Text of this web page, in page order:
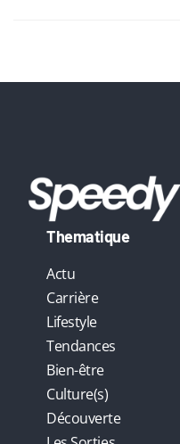
:
Thematique
Actu
Carrière
Lifestyle
Tendances
Bien-être
Culture(s)
Découverte